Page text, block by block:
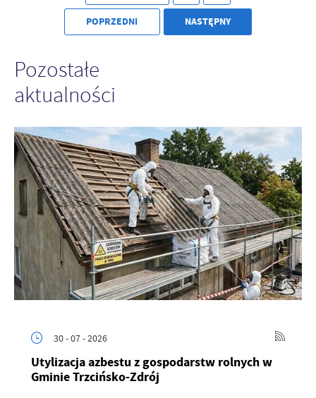
POPRZEDNI NASTĘPNY
Pozostałe
aktualności
30 - 07 - 2026
Utylizacja azbestu z gospodarstw rolnych w
Gminie Trzcińsko-Zdrój